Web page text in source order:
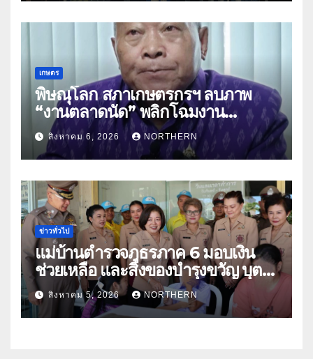
เกษตร
พิษณุโลก สภาเกษตรกรฯ ลบภาพ
“งานตลาดนัด” พลิกโฉมงาน
“เกษตรรุ่งเรืองเมืองสองแคว 69” มุ่ง
ประโยชน์เกษตรกร ดึงนวัตกรรม-จับ
คู่ธุรกิจดันสินค้าเกษตรสู่สากล (คลิป)
สิงหาคม 6, 2026 NORTHERN
ข่าวทั่วไป
แม่บ้านตำรวจภูธรภาค 6 มอบเงิน
ช่วยเหลือ และสิ่งของบำรุงขวัญ บุตร-
ธิดา ข้าราชการตำรวจจังหวัด
อุทัยธานี
สิงหาคม 5, 2026 NORTHERN